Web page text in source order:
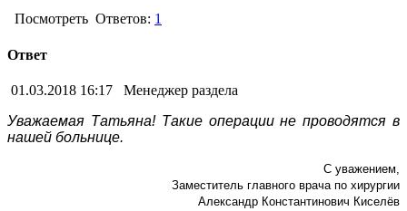
Посмотреть Ответов: 1
Ответ
01.03.2018 16:17
Менеджер раздела
Уважаемая Татьяна! Такие операции не проводятся в
нашей больнице.
С уважением,
Заместитель главного врача по хирургии
Александр Константинович Киселёв